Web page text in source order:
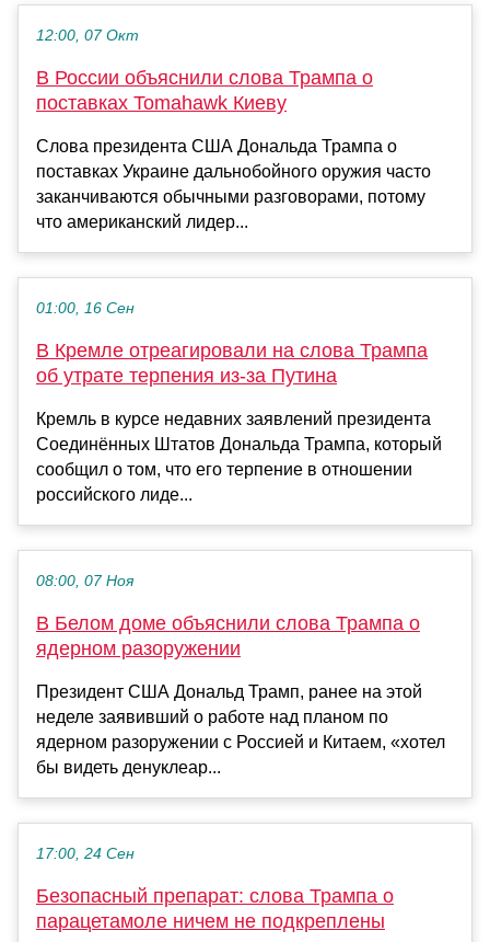
12:00, 07 Окт
В России объяснили слова Трампа о
поставках Tomahawk Киеву
Слова президента США Дональда Трампа о
поставках Украине дальнобойного оружия часто
заканчиваются обычными разговорами, потому
что американский лидер...
01:00, 16 Сен
В Кремле отреагировали на слова Трампа
об утрате терпения из-за Путина
Кремль в курсе недавних заявлений президента
Соединённых Штатов Дональда Трампа, который
сообщил о том, что его терпение в отношении
российского лиде...
08:00, 07 Ноя
В Белом доме объяснили слова Трампа о
ядерном разоружении
Президент США Дональд Трамп, ранее на этой
неделе заявивший о работе над планом по
ядерном разоружении с Россией и Китаем, «хотел
бы видеть денуклеар...
17:00, 24 Сен
Безопасный препарат: слова Трампа о
парацетамоле ничем не подкреплены